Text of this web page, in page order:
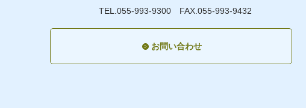
TEL.055-993-9300 FAX.055-993-9432
お問い合わせ